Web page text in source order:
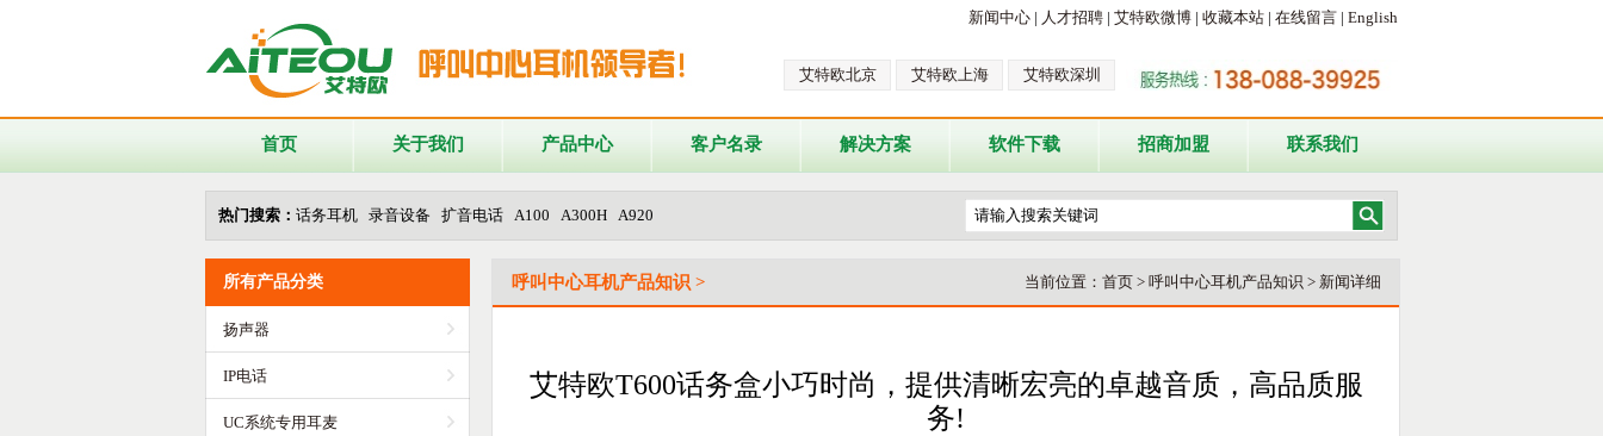
新闻中心 | 人才招聘 | 艾特欧微博 | 收藏本站 | 在线留言 | English
艾特欧北京 艾特欧上海 艾特欧深圳
首页 关于我们 产品中心 客户名录 解决方案 软件下载 招商加盟 联系我们
热门搜索： 话务耳机 录音设备 扩音电话 A100 A300H A920
所有产品分类
扬声器
IP电话
UC系统专用耳麦
呼叫中心耳机产品知识 > 当前位置： 首页> 呼叫中心耳机产品知识 > 新闻详细
艾特欧T600话务盒小巧时尚，提供清晰宏亮的卓越音质，高品质服
务!